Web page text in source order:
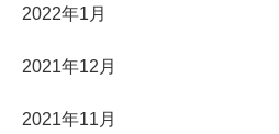
2022年1月
2021年12月
2021年11月